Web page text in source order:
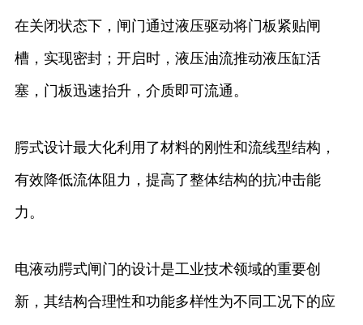
在关闭状态下，闸门通过液压驱动将门板紧贴闸
槽，实现密封；开启时，液压油流推动液压缸活
塞，门板迅速抬升，介质即可流通。
腭式设计最大化利用了材料的刚性和流线型结构，
有效降低流体阻力，提高了整体结构的抗冲击能
力。
电液动腭式闸门的设计是工业技术领域的重要创
新，其结构合理性和功能多样性为不同工况下的应